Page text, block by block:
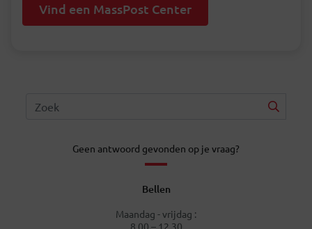
Vind een MassPost Center
Geen antwoord gevonden op je vraag?
Bellen
Maandag - vrijdag :
8.00 – 12.30